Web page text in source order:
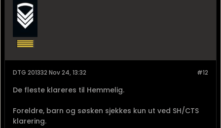
#12
DTG 201332 Nov 24, 13:32
De fleste klareres til Hemmelig.
Foreldre, barn og søsken sjekkes kun ut ved SH/CTS
klarering.